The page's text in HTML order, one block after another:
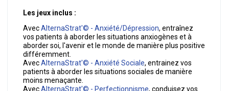
Les jeux inclus :
AvecAlternaStrat'© - Anxiété/Dépression, entraînez
vos patients à aborder les situations anxiogènes et à
aborder soi, l'avenir et le monde de manière plus positive
différemment.
AvecAlternaStrat'© - Anxiété Sociale, entrainez vos
patients à aborder les situations sociales de manière
moins menaçante.
AvecAlternaStrat'© - Perfectionnisme, conduisez vos